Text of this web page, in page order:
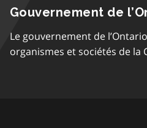
Gouvernement de
Le gouvernement de
organismes et sociétés de la